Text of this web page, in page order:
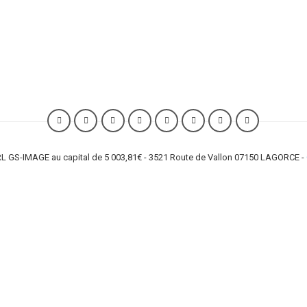
GS-IMAGE au capital de 5 003,81€ - 3521 Route de Vallon 07150 LAGORCE -